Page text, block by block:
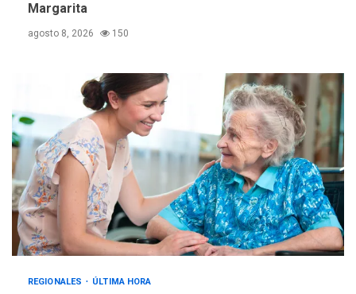
trabajan en diplomado para
creación y manejo de
estadísticas de turismo
Margarita
agosto 8, 2026 150
REGIONALES ÚLTIMA HORA